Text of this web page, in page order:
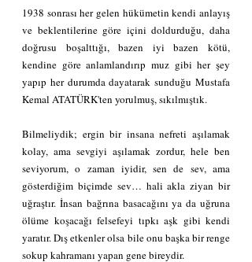
1938 sonrası her gelen hükümetin kendi anlayış
ve beklentilerine göre içini doldurduğu, daha
doğrusu boşalttığı, bazen iyi bazen kötü,
kendine göre anlamlandırıp muz gibi her şey
yapıp her durumda dayatarak sunduğu Mustafa
Kemal ATATÜRK'ten yorulmuş, sıkılmıştık.
Bilmeliydik; ergin bir insana nefreti aşılamak
kolay, ama sevgiyi aşılamak zordur, hele ben
seviyorum, o zaman iyidir, sen de sev, ama
gösterdiğim biçimde sev… hali akla ziyan bir
uğraştır. İnsan bağrına basacağını ya da uğruna
ölüme koşacağı felsefeyi tıpkı aşk gibi kendi
yaratır. Dış etkenler olsa bile onu başka bir renge
sokup kahramanı yapan gene bireydir.